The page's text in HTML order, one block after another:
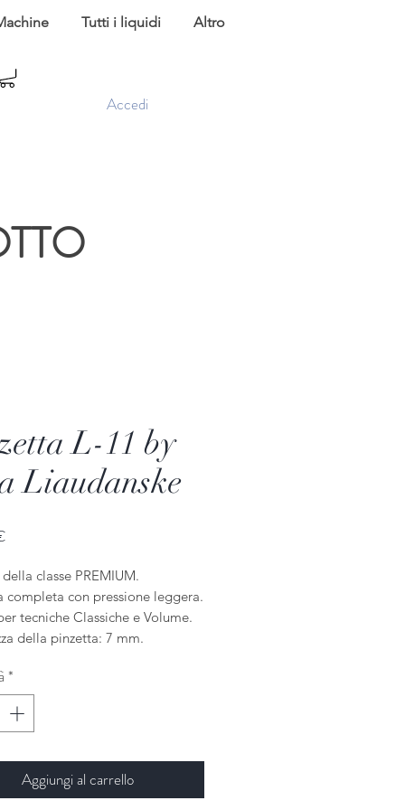
Tutti i liquidi Altro
Accedi
L-11 by
Liaudanske
classe PREMIUM.
completa con pressione leggera.
tecniche Classiche e Volume.
della pinzetta: 7 mm.
*
Aggiungi al carrello